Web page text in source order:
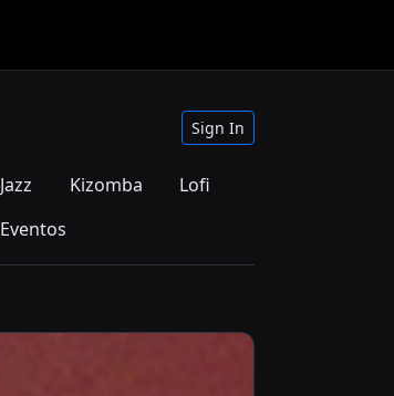
Sign In
Jazz Kizomba
Lofi
Eventos